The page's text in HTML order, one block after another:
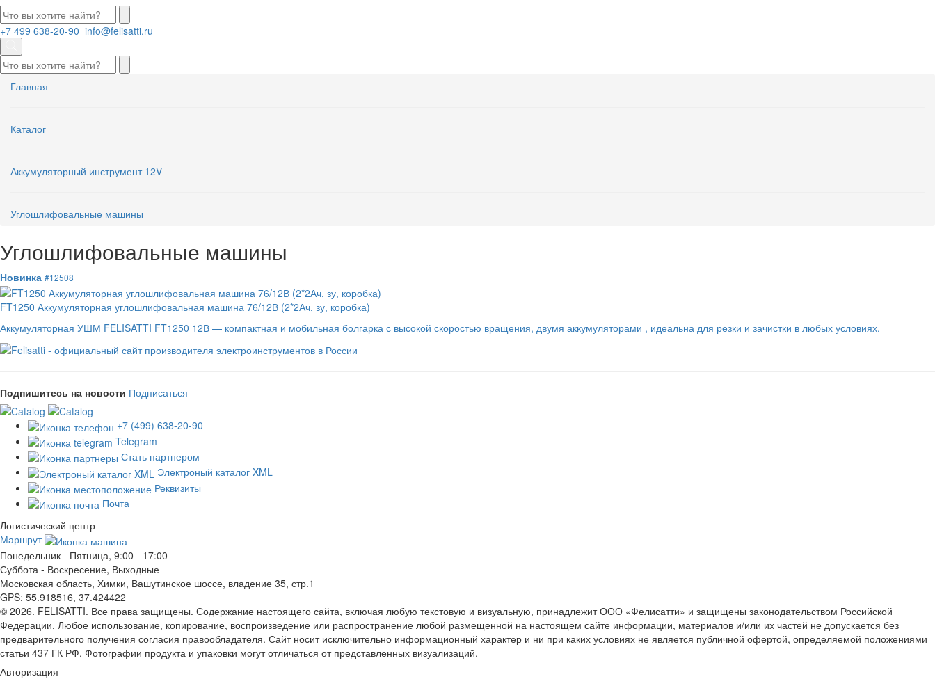
+7 499 638-20-90 info@felisatti.ru
Главная
Каталог
Аккумуляторный инструмент 12V
Углошлифовальные машины
Углошлифовальные машины
Новинка #12508
FT1250 Аккумуляторная углошлифовальная машина 76/12В (2*2Ач, зу, коробка)
Аккумуляторная УШМ FELISATTI FT1250 12В — компактная и мобильная болгарка с высокой скоростью вращения, двумя аккумуляторами , идеальна для резки и зачистки в любых условиях.
Подпишитесь на новости Подписаться
+7 (499) 638-20-90
Telegram
Стать партнером
Электроный каталог XML
Реквизиты
Почта
Логистический центр
Маршрут
Понедельник - Пятница, 9:00 - 17:00
Суббота - Воскресение, Выходные
Московская область, Химки, Вашутинское шоссе, владение 35, стр.1
GPS: 55.918516, 37.424422
© 2026. FELISATTI. Все права защищены. Содержание настоящего сайта, включая любую текстовую и визуальную, принадлежит ООО «Фелисатти» и защищены законодательством Российской
Федерации. Любое использование, копирование, воспроизведение или распространение любой размещенной на настоящем сайте информации, материалов и/или их частей не допускается без
предварительного получения согласия правообладателя. Сайт носит исключительно информационный характер и ни при каких условиях не является публичной офертой, определяемой положениями
статьи 437 ГК РФ. Фотографии продукта и упаковки могут отличаться от представленных визуализаций.
Авторизация